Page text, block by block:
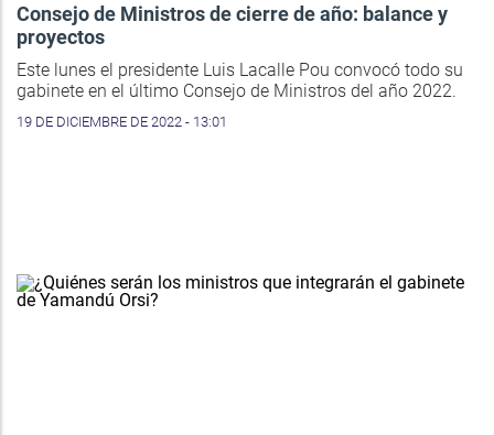
Consejo de Ministros de cierre de año: balance y
proyectos
Este lunes el presidente Luis Lacalle Pou convocó todo su
gabinete en el último Consejo de Ministros del año 2022.
19 DE DICIEMBRE DE 2022 - 13:01